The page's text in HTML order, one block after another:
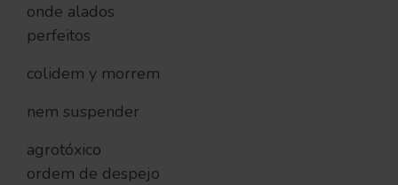
onde alados
perfeitos
colidem y morrem
nem suspender
agrotóxico
ordem de despejo